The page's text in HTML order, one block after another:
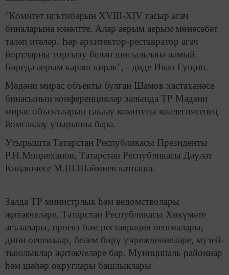
"Комитет игътибарын XVIII-XIV гасыр агач
биналарына юнәлтте. Алар аерым аерым мөнәсәбәт
таләп итәләр. Һәр архитектор-реставратор агач
йортларны торгызу белән шөгыльләнә алмый.
Биредә аерым караш кирәк", - диде Иван Гущин.
Мәдәни мирас объекты булган Шамов хастаханәсе
бинасының конференцияләр залында ТР Мәдәни
мирас объектларын саклау комитеты коллегиясенең
йомгаклау утырышы бара.
Утырышта Татарстан Республикасы Президенты
Р.Н.Миңнеханов, Татарстан Республикасы Дәүләт
Киңәшчесе М.Ш.Шәймиев катнаша.
Залда ТР министрлык һәм ведомстволары
җитәкчеләре, Татарстан Республикасы Хөкүмәте
әгъзалары, проект һәм реставрация оешмалары,
дини оешмалар, белем бирү учреждениеләре, музей-
тыюлыклар җитәкчеләре бар. Муниципаль районнар
һәм шәһәр округлары башлыклары